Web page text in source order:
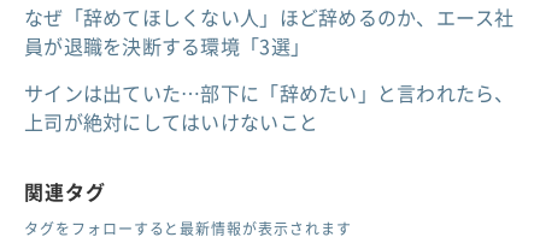
なぜ「辞めてほしくない人」ほど辞めるのか、エース社
員が退職を決断する環境「3選」
サインは出ていた…部下に「辞めたい」と言われたら、
上司が絶対にしてはいけないこと
関連タグ
タグをフォローすると最新情報が表示されます